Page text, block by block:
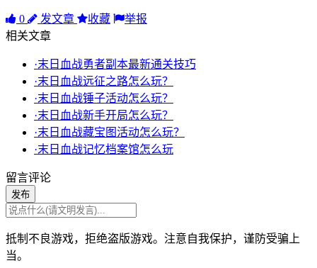
0 发文章 收藏
举报
相关文章
·末日血战勇者副本最新通关技巧
·末日血战远征之路怎么玩？
·末日血战锤子活动怎么玩？
·末日血战新手开局怎么玩？
·末日血战藏宝图活动怎么玩？
·末日血战记忆档案馆怎么玩
留言评论
发布
抵制不良游戏，拒绝盗版游戏。注意自我保护，谨防受骗上
当。